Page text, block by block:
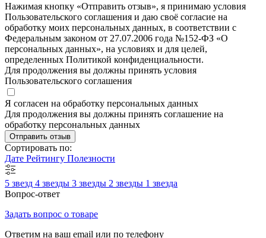
Нажимая кнопку «Отправить отзыв», я принимаю условия
Пользовательского соглашения и даю своё согласие на
обработку моих персональных данных, в соответствии с
Федеральным законом от 27.07.2006 года №152-ФЗ «О
персональных данных», на условиях и для целей,
определенных Политикой конфиденциальности.
Для продолжения вы должны принять условия
Пользовательского соглашения
Я согласен на обработку персональных данных
Для продолжения вы должны принять соглашение на
обработку персональных данных
Отправить отзыв
Сортировать по:
Дате Рейтингу Полезности
5 звезд 4 звезды 3 звезды 2 звезды 1 звезда
Вопрос-ответ
Задать вопрос о товаре
Ответим на ваш email или по телефону